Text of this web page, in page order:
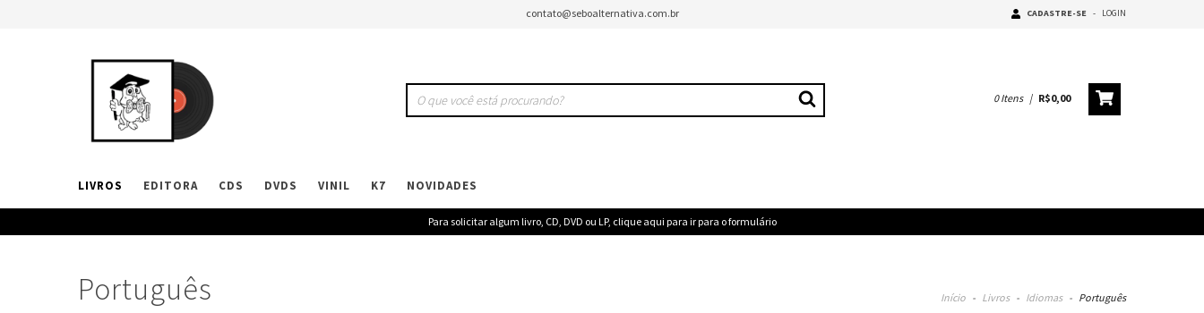
contato@seboalternativa.com.br CADASTRE-SE - LOGIN
0Itens | R$0,00
LIVROS EDITORA CDS DVDS VINIL K7 NOVIDADES
Para solicitar algum livro, CD, DVD ou LP, clique aqui para ir para o formulário
Português Início - Livros - Idiomas - Português